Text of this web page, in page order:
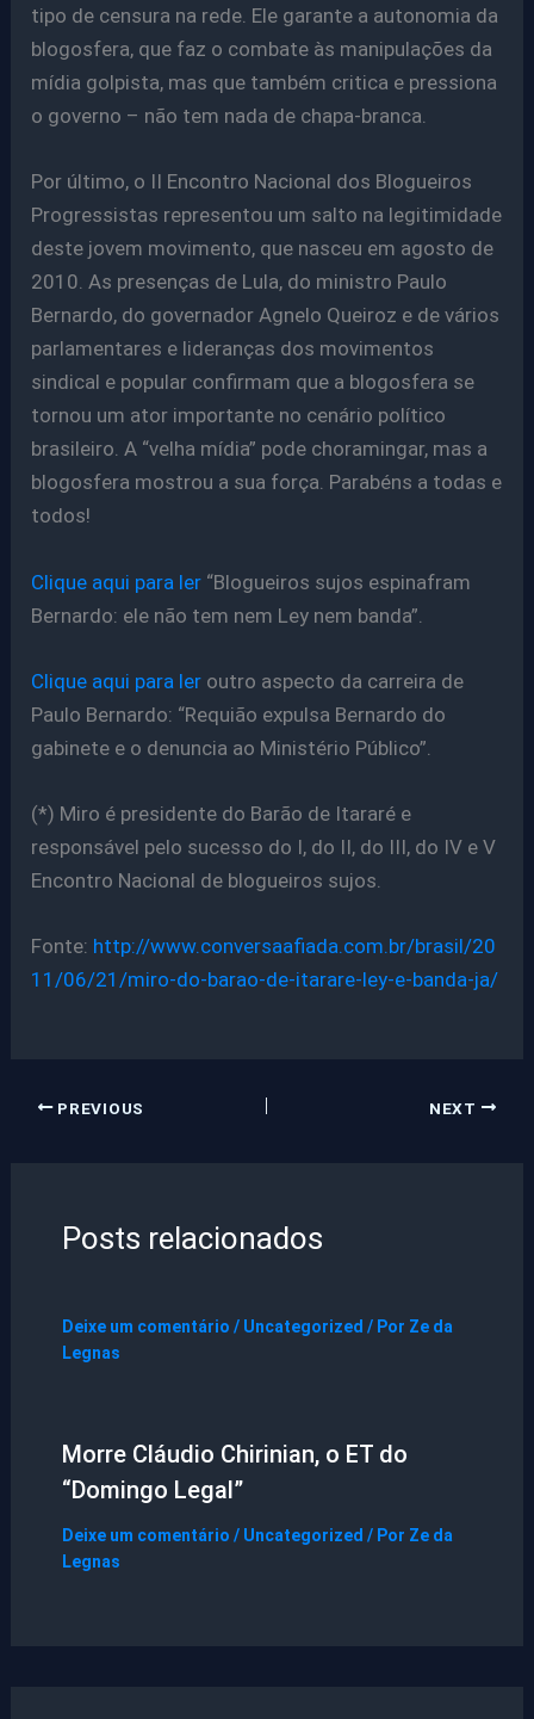
tipo de censura na rede. Ele garante a autonomia da
blogosfera, que faz o combate às manipulações da
mídia golpista, mas que também critica e pressiona
o governo – não tem nada de chapa-branca.
Por último, o II Encontro Nacional dos Blogueiros
Progressistas representou um salto na legitimidade
deste jovem movimento, que nasceu em agosto de
2010. As presenças de Lula, do ministro Paulo
Bernardo, do governador Agnelo Queiroz e de vários
parlamentares e lideranças dos movimentos
sindical e popular confirmam que a blogosfera se
tornou um ator importante no cenário político
brasileiro. A “velha mídia” pode choramingar, mas a
blogosfera mostrou a sua força. Parabéns a todas e
todos!
Clique aqui para ler “Blogueiros sujos espinafram
Bernardo: ele não tem nem Ley nem banda”.
Clique aqui para ler outro aspecto da carreira de
Paulo Bernardo: “Requião expulsa Bernardo do
gabinete e o denuncia ao Ministério Público”.
(*) Miro é presidente do Barão de Itararé e
responsável pelo sucesso do I, do II, do III, do IV e V
Encontro Nacional de blogueiros sujos.
Fonte: http://www.conversaafiada.com.br/brasil/20
11/06/21/miro-do-barao-de-itarare-ley-e-banda-ja/
PREVIOUS NEXT
Posts relacionados
Deixe um comentário / Uncategorized / Por Ze da
Legnas
Morre Cláudio Chirinian, o ET do
“Domingo Legal”
Deixe um comentário / Uncategorized / Por Ze da
Legnas